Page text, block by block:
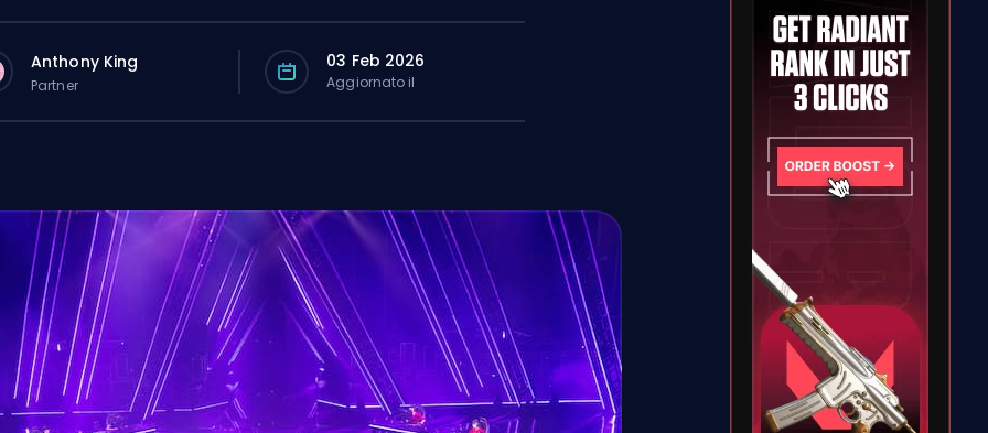
Anthony King
Partner
03 Feb 2026
Aggiornato il